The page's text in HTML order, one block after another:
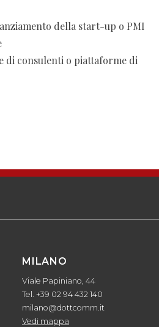
della start-up o PMI
di consulenti o piattaforme di
MILANO
Viale Papiniano, 44
Tel. +39 02 94 432 140
milano@dottcomm.it
Vedi mappa